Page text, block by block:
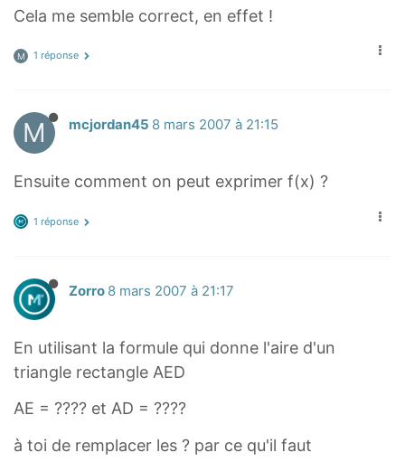
Cela me semble correct, en effet !
M 1 réponse
M mcjordan45 8 mars 2007 à 21:15
Ensuite comment on peut exprimer f(x) ?
1 réponse
Zorro 8 mars 2007 à 21:17
En utilisant la formule qui donne l'aire d'un
triangle rectangle AED
AE = ???? et AD = ????
à toi de remplacer les ? par ce qu'il faut